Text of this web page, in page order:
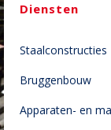
Diensten
Staalconstructies
Bruggenbouw
Apparaten- en